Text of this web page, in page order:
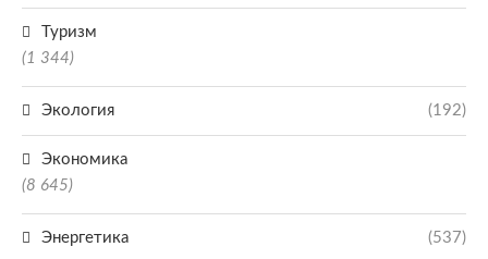
Туризм
(1 344)
Экология (192)
Экономика
(8 645)
Энергетика (537)